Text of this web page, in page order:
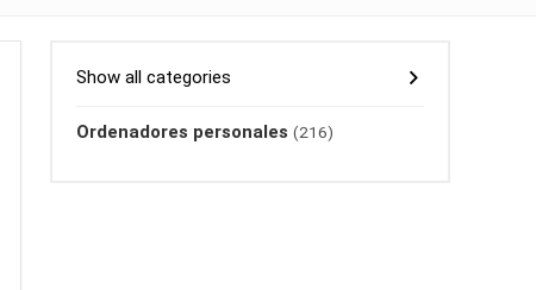
Show all categories
Ordenadores personales (216)